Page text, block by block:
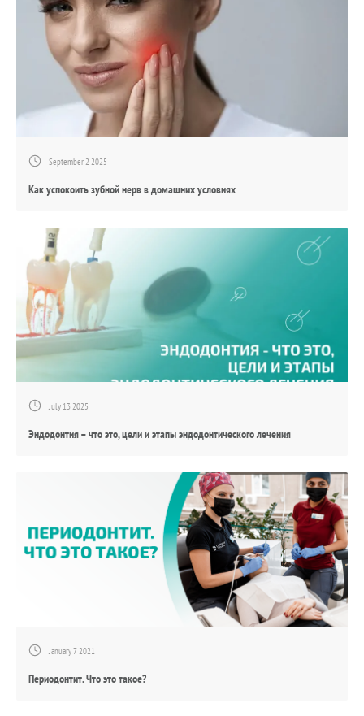
September 2 2025
Как успокоить зубной нерв в домашних условиях
July 13 2025
Эндодонтия – что это, цели и этапы эндодонтического лечения
January 7 2021
Периодонтит. Что это такое?